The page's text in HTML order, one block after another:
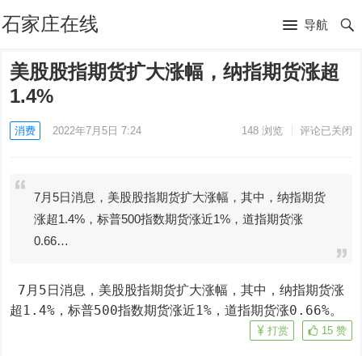
石家庄在线 导航
美股股指期货扩大涨幅，纳指期货涨超
1.4%
消费 2022年7月5日 7:24 148浏览 评论已关闭
7月5日消息，美股股指期货扩大涨幅，其中，纳指期货
涨超1.4%，标普500指数期货涨近1%，道指期货涨
0.66…
超1.4%，标普500指数期货涨近1%，道指期货涨0.66%。
15 赞
打赏